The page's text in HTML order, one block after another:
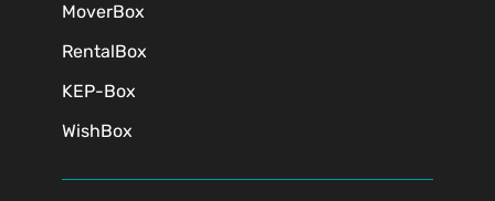
MoverBox
RentalBox
KEP-Box
WishBox